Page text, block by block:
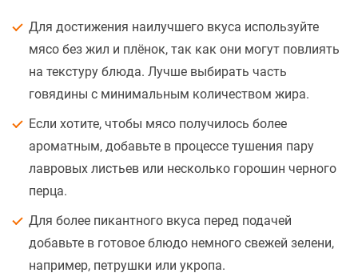
Для достижения наилучшего вкуса используйте
мясо без жил и плёнок, так как они могут повлиять
на текстуру блюда. Лучше выбирать часть
говядины с минимальным количеством жира.
Если хотите, чтобы мясо получилось более
ароматным, добавьте в процессе тушения пару
лавровых листьев или несколько горошин черного
перца.
Для более пикантного вкуса перед подачей
добавьте в готовое блюдо немного свежей зелени,
например, петрушки или укропа.